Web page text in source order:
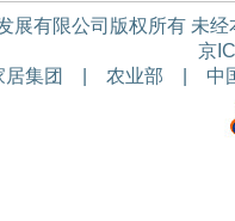
展有限公司版权所有 未
京
集团 农业部 中